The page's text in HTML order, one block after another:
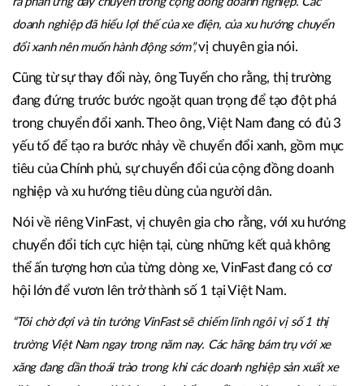
Đánh giá cao sự chuyển dịch này, ông Trần Vĩnh Tuyến, một
chuyên gia theo dõi thị trường ô tô cho rằng, lời hiệu triệu
doanh nghiệp trong thực tế.
vị chuyên gia nói.
Cũng từ sự thay đổi này, ông Tuyến cho rằng, thị trường
trong chuyển đổi xanh. Theo ông, Việt Nam đang có đủ 3
yếu tố để tạo ra bước nhảy về chuyển đổi xanh, gồm mục
tiêu của Chính phủ, sự chuyển đổi của cộng đồng doanh
nghiệp và xu hướng tiêu dùng của người dân.
Nói về riêng VinFast, vị chuyên gia cho rằng, với xu hướng
chuyển đổi tích cực hiện tại, cùng những kết quả không
thể ấn tượng hơn của từng dòng xe, VinFast đang có cơ